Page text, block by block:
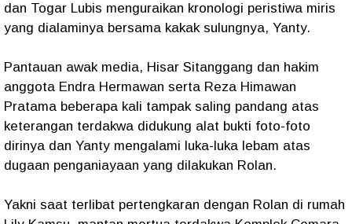
dan Togar Lubis menguraikan kronologi peristiwa miris
yang dialaminya bersama kakak sulungnya, Yanty.
Pantauan awak media, Hisar Sitanggang dan hakim
anggota Endra Hermawan serta Reza Himawan
Pratama beberapa kali tampak saling pandang atas
keterangan terdakwa didukung alat bukti foto-foto
dirinya dan Yanty mengalami luka-luka lebam atas
dugaan penganiayaan yang dilakukan Rolan.
Yakni saat terlibat pertengkaran dengan Rolan di rumah